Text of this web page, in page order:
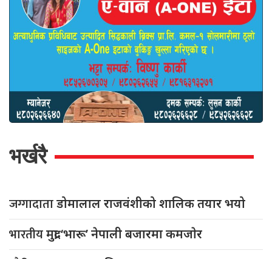
भर्खरै
जग्गादाताडोमालाल राजवंशीको शालिक तयार भयो
भारतीयमुद्रा ‘भारू’ नेपाली बजारमा कमजाेर